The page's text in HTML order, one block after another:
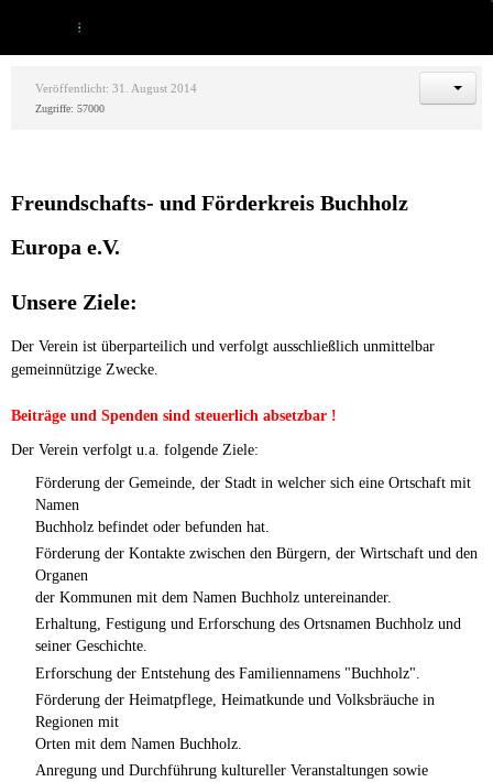
Veröffentlicht: 31. August 2014
Zugriffe: 57000
Freundschafts- und Förderkreis Buchholz
Europa e.V.
Unsere Ziele:
Der Verein ist überparteilich und verfolgt ausschließlich unmittelbar
gemeinnützige Zwecke.
Beiträge und Spenden sind steuerlich absetzbar !
Der Verein verfolgt u.a. folgende Ziele:
Förderung der Gemeinde, der Stadt in welcher sich eine Ortschaft mit
Namen
Buchholz befindet oder befunden hat.
Förderung der Kontakte zwischen den Bürgern, der Wirtschaft und den
Organen
der Kommunen mit dem Namen Buchholz untereinander.
Erhaltung, Festigung und Erforschung des Ortsnamen Buchholz und
seiner Geschichte.
Erforschung der Entstehung des Familiennamens "Buchholz".
Förderung der Heimatpflege, Heimatkunde und Volksbräuche in
Regionen mit
Orten mit dem Namen Buchholz.
Anregung und Durchführung kultureller Veranstaltungen sowie